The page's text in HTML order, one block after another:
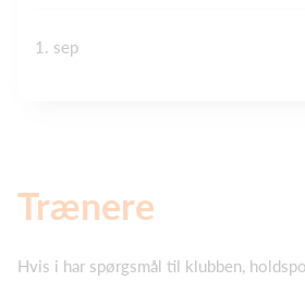
1. sep
Trænere
Hvis i har spørgsmål til klubben,